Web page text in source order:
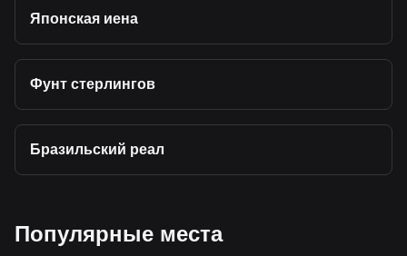
Японская иена
Фунт стерлингов
Бразильский реал
Популярные места